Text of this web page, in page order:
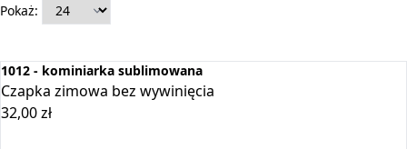
Pokaż:
1012 - kominiarka sublimowana
Czapka zimowa bez wywinięcia
32,00zł